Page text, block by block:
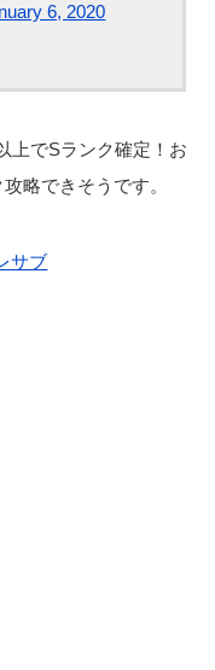
6, 2020
上でSランク確定！お
略できそうです。
サブ